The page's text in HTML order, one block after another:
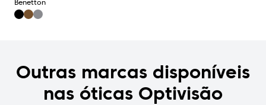
Benetton
Outras marcas disponíveis
nas óticas Optivisão